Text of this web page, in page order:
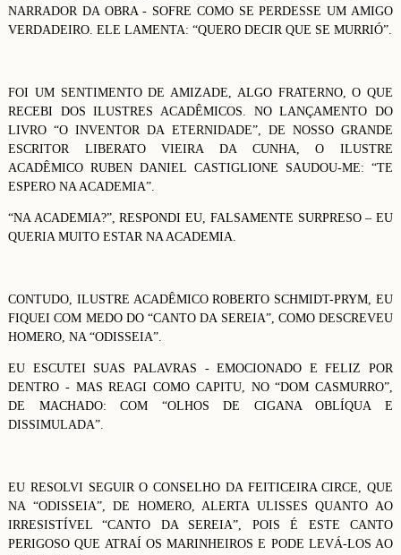
NARRADOR DA OBRA - SOFRE COMO SE PERDESSE UM AMIGO
VERDADEIRO. ELE LAMENTA: “QUERO DECIR QUE SE MURRIÓ”.
FOI UM SENTIMENTO DE AMIZADE, ALGO FRATERNO, O QUE
RECEBI DOS ILUSTRES ACADÊMICOS. NO LANÇAMENTO DO
LIVRO “O INVENTOR DA ETERNIDADE”, DE NOSSO GRANDE
ESCRITOR LIBERATO VIEIRA DA CUNHA, O ILUSTRE
ACADÊMICO RUBEN DANIEL CASTIGLIONE SAUDOU-ME: “TE
ESPERO NA ACADEMIA”.
“NA ACADEMIA?”, RESPONDI EU, FALSAMENTE SURPRESO – EU
QUERIA MUITO ESTAR NA ACADEMIA.
CONTUDO, ILUSTRE ACADÊMICO ROBERTO SCHMIDT-PRYM, EU
FIQUEI COM MEDO DO “CANTO DA SEREIA”, COMO DESCREVEU
HOMERO, NA “ODISSEIA”.
EU ESCUTEI SUAS PALAVRAS - EMOCIONADO E FELIZ POR
DENTRO - MAS REAGI COMO CAPITU, NO “DOM CASMURRO”,
DE MACHADO: COM “OLHOS DE CIGANA OBLÍQUA E
DISSIMULADA”.
EU RESOLVI SEGUIR O CONSELHO DA FEITICEIRA CIRCE, QUE
NA “ODISSEIA”, DE HOMERO, ALERTA ULISSES QUANTO AO
IRRESISTÍVEL “CANTO DA SEREIA”, POIS É ESTE CANTO
PERIGOSO QUE ATRAÍ OS MARINHEIROS E PODE LEVÁ-LOS AO